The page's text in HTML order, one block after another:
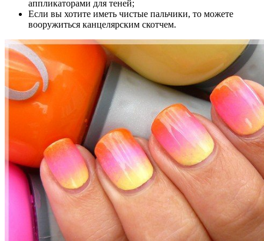
аппликаторами для теней;
Если вы хотите иметь чистые пальчики, то можете
вооружиться канцелярским скотчем.